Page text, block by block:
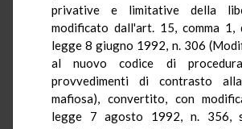
privative e limitative della
modificato dall'art. 15, comma 1,
legge 8 giugno 1992, n. 306
al nuovo codice di
provvedimenti di contrasto
mafiosa), convertito, con
legge 7 agosto 1992, n. 356,